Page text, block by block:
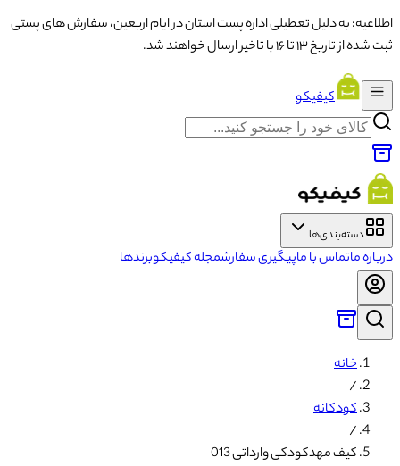
اطلاعیه: به دلیل تعطیلی اداره پست استان در ایام اربعین، سفارش های پستی
ثبت شده از تاریخ ۱۳ تا ۱۶ با تاخیر ارسال خواهند شد.
کیفیکو
دسته‌بندی‌ها
درباره ماتماس با ماپیگیری سفارشمجله کیفیکوبرندها
خانه
/
کودکانه
/
کیف مهدکودکی وارداتی 013